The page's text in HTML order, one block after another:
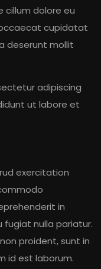
cillum dolore eu
cupidatat
deserunt mollit
adipiscing
ut labore et
exercitation
in
nulla pariatur.
proident, sunt in
id est laborum.